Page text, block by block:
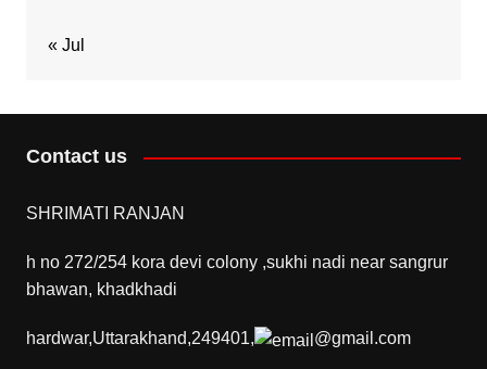
« Jul
Contact us
SHRIMATI RANJAN
h no 272/254 kora devi colony ,sukhi nadi near sangrur
bhawan, khadkhadi
hardwar,Uttarakhand,249401, @gmail.com